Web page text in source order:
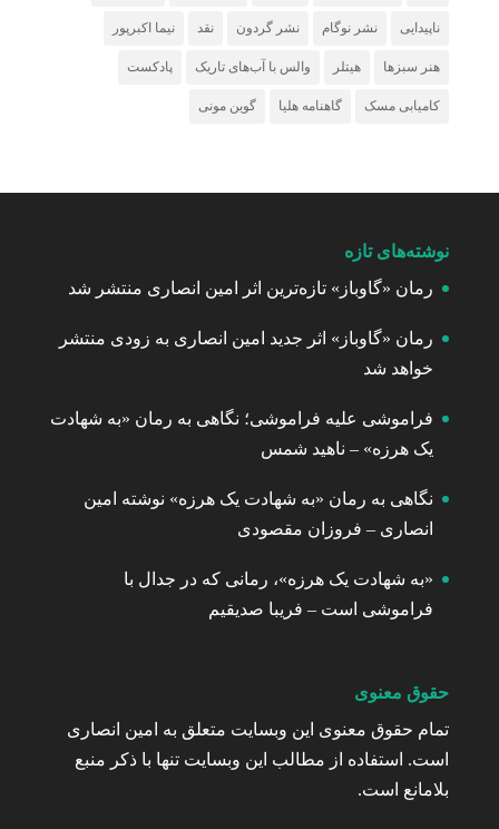
ناپیدایی نشر نوگام نشر گردون نقد نیما اکبرپور
هنر سبزها هیتلر والس با آب‌های تاریک پادکست
کامیابی مسک گاهنامه هلیا گوین مونی
نوشته‌های تازه
رمان «گاوباز» تازه‌ترین اثر امین انصاری منتشر شد
رمان «گاوباز» اثر جدید امین انصاری به زودی منتشر
خواهد شد
فراموشی علیه فراموشی؛ نگاهی به رمان «به شهادت
یک هرزه» – ناهید شمس
نگاهی به رمان «به شهادت یک هرزه» نوشته امین
انصاری – فروزان مقصودی
«به شهادت یک هرزه»، رمانی که در جدال با
فراموشی است – فریبا صدیقیم
حقوق معنوی
تمام حقوق معنوی این وبسایت متعلق به امین انصاری
است. استفاده از مطالب این وبسایت تنها با ذکر منبع
بلامانع است.